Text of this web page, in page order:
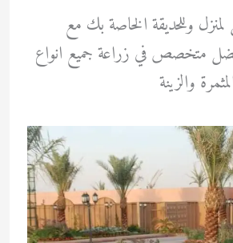
وللحديقة الخاصة بك مع
متخصص في زراعة جميع انواع
والزينة